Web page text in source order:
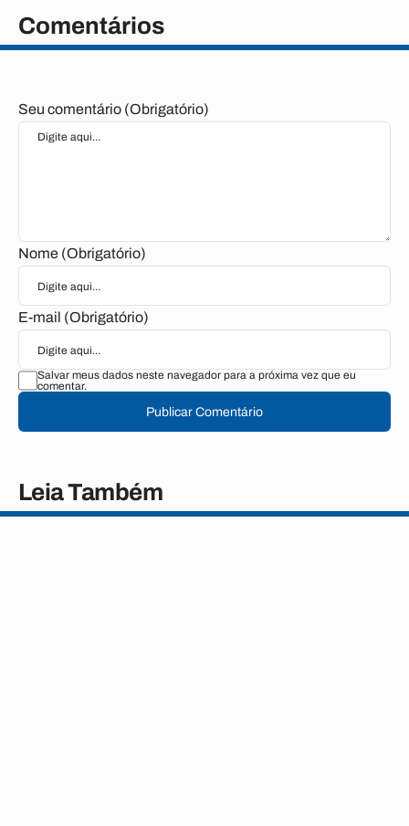
Comentários
Seu comentário (Obrigatório)
Nome (Obrigatório)
E-mail (Obrigatório)
Salvar meus dados neste navegador para a próxima vez que eu
comentar.
Publicar Comentário
Leia Também